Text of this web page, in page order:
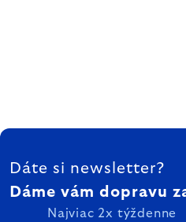
ZÁPÄTIE
Dáte si newsletter?
Dáme vám dopravu
Najviac 2x týždenne